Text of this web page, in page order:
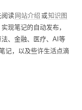
阅读 网站介绍 或知识图
现笔记的自动发布，
、金融、医疗、AI等
记，以及些许生活点滴